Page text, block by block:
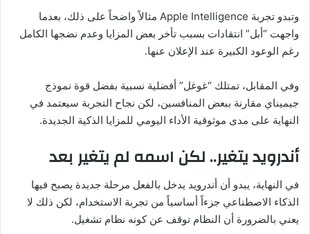
وتبدو تجربة Apple Intelligence مثالاً واضحاً على ذلك، بعدما
واجهت “أبل” انتقادات بسبب تأخر بعض المزايا وعدم نضجها الكامل
رغم الوعود الكبيرة عند الإعلان عنها.
وفي المقابل، تمتلك “غوغل” أفضلية نسبية بفضل قوة نموذج
جيميناي مقارنة ببعض المنافسين، لكن نجاح التجربة سيعتمد في
النهاية على مدى موثوقية الأداء اليومي للمزايا الذكية الجديدة.
أندرويد يتغير.. لكن اسمه لم يتغير بعد
في النهاية، يبدو أن أندرويد يدخل بالفعل مرحلة جديدة يصبح فيها
الذكاء الاصطناعي جزءاً أساسياً من تجربة الاستخدام، لكن ذلك لا
يعني بالضرورة أن النظام توقف عن كونه نظام تشغيل.